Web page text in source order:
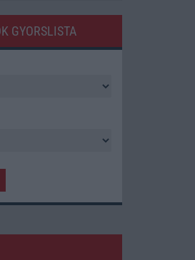
GYORSLISTA